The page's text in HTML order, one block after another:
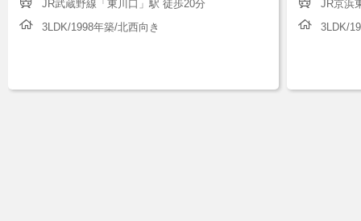
JR武蔵野線「東川口」駅 徒歩20分
3LDK/1998年築/北西向き
JR京浜
3LDK/